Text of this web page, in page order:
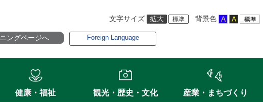
文字サイズ 背景色
ングページへ Foreign Language
健康・福祉 観光・歴史・文化 産業・まちづくり